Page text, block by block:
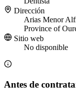
Dirección
Arias Menor
Province of
Sitio web
No disponible
Antes de